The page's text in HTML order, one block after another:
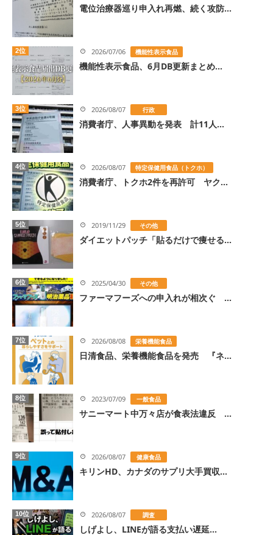
電位治療器巡り申入れ再燃、続く攻防...
2位 2026/07/06 機能性表示食品
機能性表示食品、6月DB更新まとめ...
3位 2026/08/07 行政
消費者庁、人事異動を発表 計11人...
4位 2026/08/07 特定保健用食品（トクホ）
消費者庁、トクホ2件を再許可 ヤク...
5位 2019/11/29 その他
ダイエットパッチ「貼るだけで痩せる...
6位 2025/04/30 その他
ファーマフーズへの申入れが相次ぐ ...
7位 2026/08/08 栄養機能食品
日清食品、栄養機能食品を発売 『ネ...
8位 2023/07/09 一般食品
サニーマート中万々店が食表法違反 ...
9位 2026/08/07 健康食品
キリンHD、カナダのサプリ大手買収...
10位 2026/08/07 調査
しげよし、LINEが語る支払い遅延...